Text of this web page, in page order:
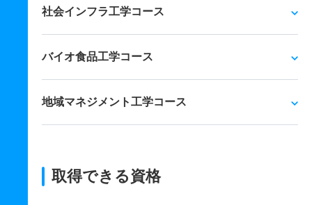
社会インフラ工学コース
バイオ食品工学コース
地域マネジメント工学コース
取得できる資格